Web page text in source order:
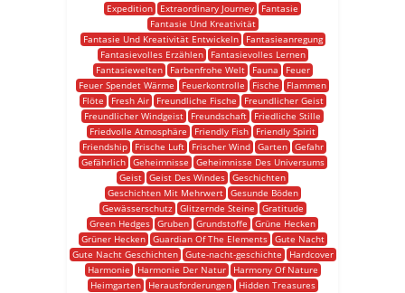
Expedition
Extraordinary Journey
Fantasie
Fantasie Und Kreativität
Fantasie Und Kreativität Entwickeln
Fantasieanregung
Fantasievolles Erzählen
Fantasievolles Lernen
Fantasiewelten
Farbenfrohe Welt Fauna
Feuer
Feuer Spendet Wärme
Feuerkontrolle Fische
Flammen
Flöte
Fresh Air Freundliche Fische
Freundlicher Geist
Freundlicher Windgeist
Freundschaft
Friedliche Stille
Friedvolle Atmosphäre
Friendly Fish
Friendly Spirit
Friendship
Frische Luft Frischer Wind Garten
Gefahr
Gefährlich
Geheimnisse
Geheimnisse Des Universums
Geist Geist Des Windes Geschichten
Geschichten Mit Mehrwert
Gesunde Böden
Gewässerschutz
Glitzernde Steine
Gratitude
Green Hedges Gruben Grundstoffe
Grüne Hecken
Grüner Hecken
Guardian Of The Elements
Gute Nacht
Gute Nacht Geschichten
Gute-nacht-geschichte
Hardcover
Harmonie
Harmonie Der Natur
Harmony Of Nature
Heimgarten
Herausforderungen
Hidden Treasures